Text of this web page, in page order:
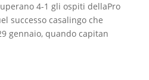
4-1 gli ospiti dellaPro
successo casalingo che
gennaio, quando capitan